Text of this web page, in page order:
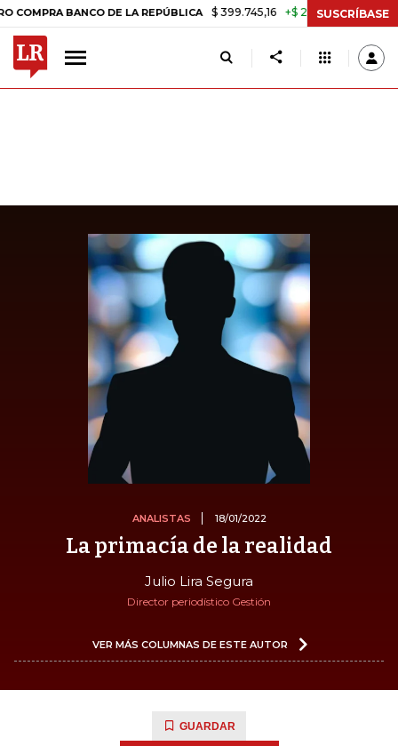
BANCO DE LA REPÚBLICA $ 399.745,16 +$ 2.295,71 +0,58%
SUSCRÍBASE
ANALISTAS 18/01/2022
La primacía de la realidad
Julio Lira Segura
Director periodístico Gestión
VER MÁS COLUMNAS DE ESTE AUTOR
GUARDAR